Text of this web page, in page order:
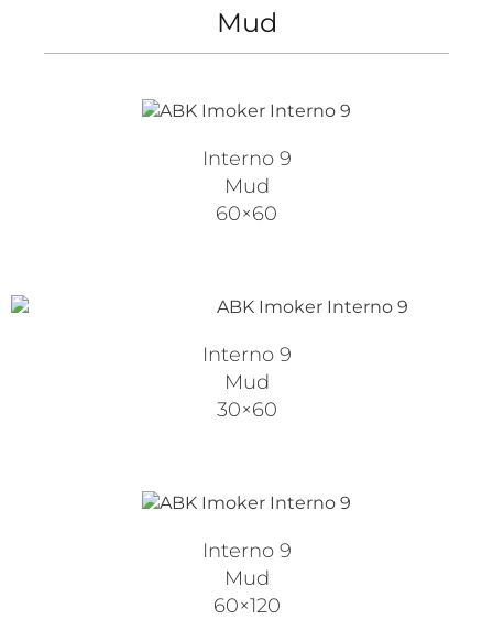
Mud
Interno 9
Mud
60×60
Interno 9
Mud
30×60
Interno 9
Mud
60×120